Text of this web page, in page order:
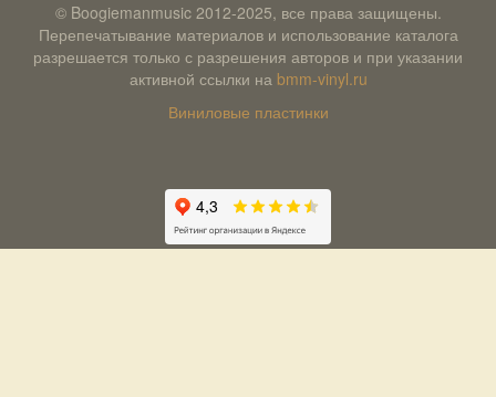
© Boogiemanmusic 2012-2025, все права защищены.
Перепечатывание материалов и использование каталога
разрешается только с разрешения авторов и при указании
активной ссылки на bmm-vinyl.ru
Виниловые пластинки